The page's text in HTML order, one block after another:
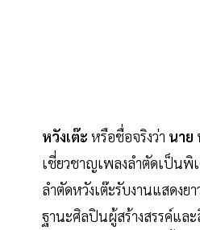
หวังเต๊ะ หรือชื่อจริงว่า นาย
เชี่ยวชาญเพลงลำตัดเป็น
ลำตัดหวังเต๊ะรับงานแสดง
ฐานะศิลปินผู้สร้างสรรค์แล